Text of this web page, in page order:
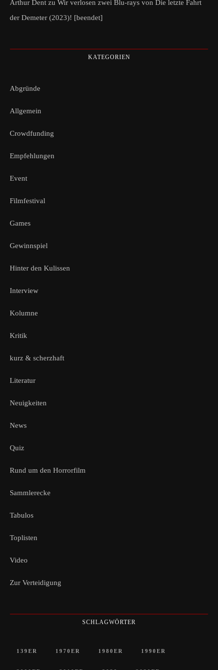
Arthur Dent zu Wir verlosen zwei Blu-rays von Die letzte Fahrt
der Demeter (2023)! [beendet]
KATEGORIEN
Abgründe
Allgemein
Crowdfunding
Empfehlungen
Event
Filmfestival
Games
Gewinnspiel
Hinter den Kulissen
Interview
Kolumne
Kritik
kurz & scherzhaft
Literatur
Neuigkeiten
News
Quiz
Rund um den Horrorfilm
Sammlerecke
Tabulos
Toplisten
Video
Zur Verteidigung
SCHLAGWÖRTER
139ER 1970ER 1980ER 1990ER